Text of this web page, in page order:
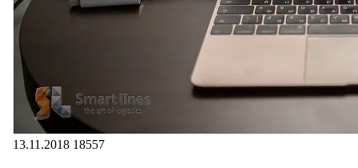
13.11.2018 18557